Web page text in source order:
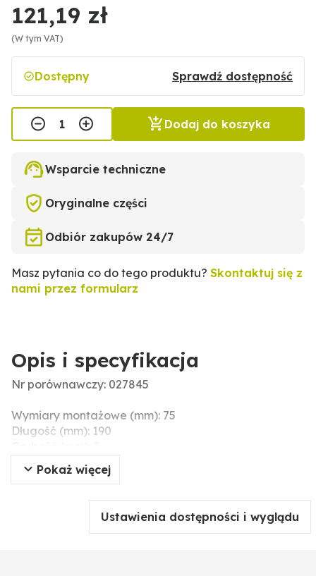
121,19 zł
(W tym VAT)
Dostępny Sprawdź dostępność
Dodaj do koszyka
Wsparcie techniczne
Oryginalne części
Odbiór zakupów 24/7
Masz pytania co do tego produktu? Skontaktuj się z
nami przez formularz
Opis i specyfikacja
Nr porównawczy: 027845
Wymiary montażowe (mm): 75
Długość (mm): 190
Ø otworu (mm): 26
Szerokość (mm): 100
Pokaż więcej
Ustawienia dostępności i wyglądu